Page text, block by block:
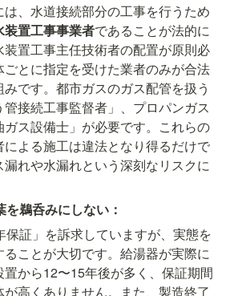
、水道接続部分の工事を行うため
装置工事事業者であることが法的に
置工事主任技術者の配置が原則必
とに指定を受けた業者のみが合法
です。都市ガスのガス配管を扱う
接続工事監督者」、プロパンガス
ス設備士」が必要です。これらの
よる施工は違法となり得るだけで
れや水漏れという深刻なリスクに
を鵜呑みにしない：
保証」を訴求していますが、実態を
ことが大切です。給湯器が実際に
から12〜15年後が多く、保証期間
高くありません。また、製造終了